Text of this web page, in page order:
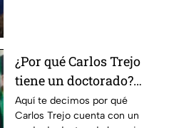
¿Por qué Carlos Trejo
tiene un doctorado?
Este es el
reconocimiento que el
Aquí te decimos por qué
Carlos Trejo cuenta con un